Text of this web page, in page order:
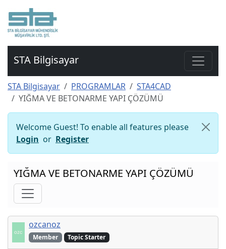
STA Bilgisayar
STA Bilgisayar PROGRAMLAR
STA4CAD
YIĞMA VE BETONARME YAPI ÇÖZÜMÜ
Welcome Guest! To enable all features please
Login or Register
YIĞMA VE BETONARME YAPI ÇÖZÜMÜ
ozcanoz
Member Topic Starter